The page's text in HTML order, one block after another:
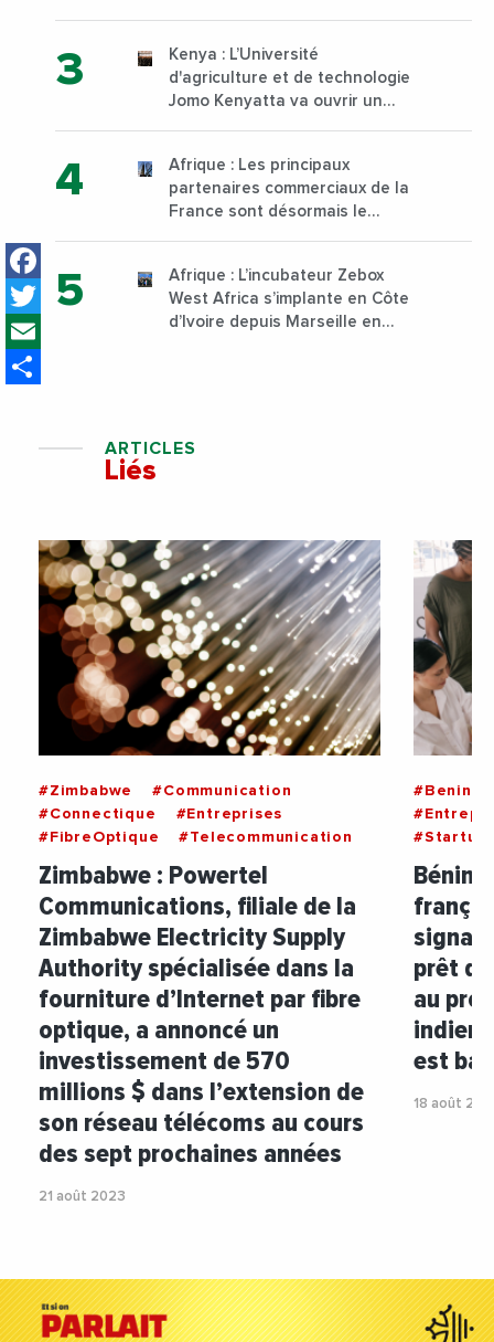
Facebook
Twitter
Kenya : L’Université
d'agriculture et de technologie
Jomo Kenyatta va ouvrir un
sur son campus de Karen à
Nairobi dès janvier 2023
Afrique : Les principaux
partenaires commerciaux de la
France sont désormais le
Afrique : L’incubateur Zebox
West Africa s’implante en Côte
d’Ivoire depuis Marseille en
ARTICLES
Liés
#Zimbabwe
#Communication
#Connectique
#Entreprises
#FibreOptique
#Telecommunication
Zimbabwe : Powertel
Communications, filiale de la
Zimbabwe Electricity Supply
Authority spécialisée dans la
fourniture d’Internet par fibre
optique, a annoncé un
investissement de 570
millions $ dans l’extension de
son réseau télécoms au cours
des sept prochaines années
21 août 2023
#Benin
#Startup
Bénin
prêt
au
est
18 août